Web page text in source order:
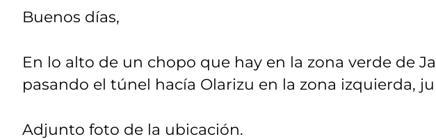
Buenos días,
En lo alto de un chopo que hay en la zona verde de
pasando el túnel hacía Olarizu en la zona izquierda,
Adjunto foto de la ubicación.